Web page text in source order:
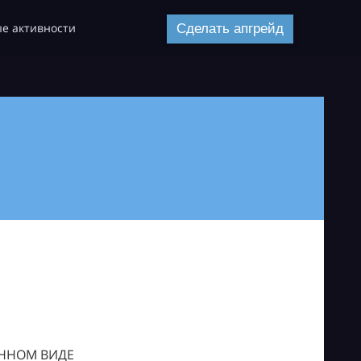
активности Сделать апгрейд
ВИДЕ